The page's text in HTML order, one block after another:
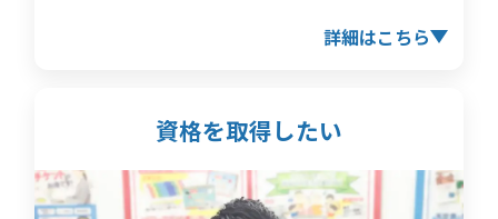
詳細はこちら
資格を取得したい